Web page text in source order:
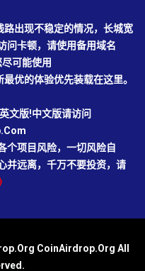
出现不稳定的情况，长城宽
问卡顿，请使用备用域名
可能使用
优的体验优先装载在这里。
文版!中文版请访问
个项目风险，一切风险自
并远离，千万不要投资，请
CoinAirdrop.Org All